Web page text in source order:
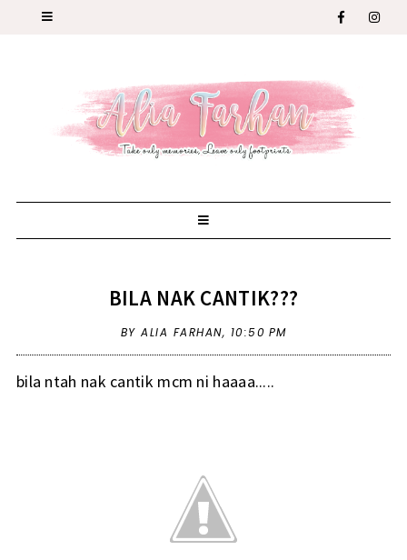
BILA NAK CANTIK???
BY ALIA FARHAN, 10:50 PM
bila ntah nak cantik mcm ni haaaa.....